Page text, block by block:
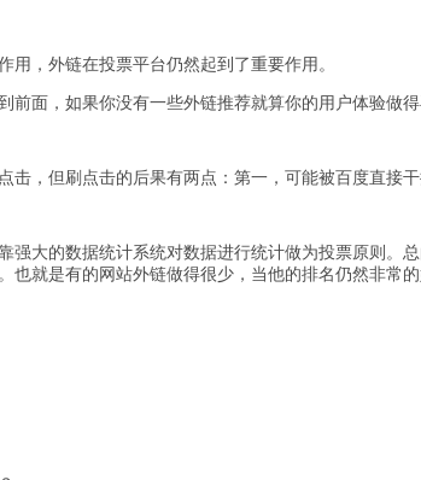
用，外链在投票平台仍然起到了重要作用。
前面，如果你没有一些外链推荐就算你的用户体验做
击，但刷点击的后果有两点：第一，可能被百度直接
强大的数据统计系统对数据进行统计做为投票原则
也就是有的网站外链做得很少，当他的排名仍然非常